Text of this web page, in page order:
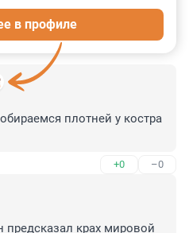
в профиле
плотней у костра
+0 –0
крах мировой